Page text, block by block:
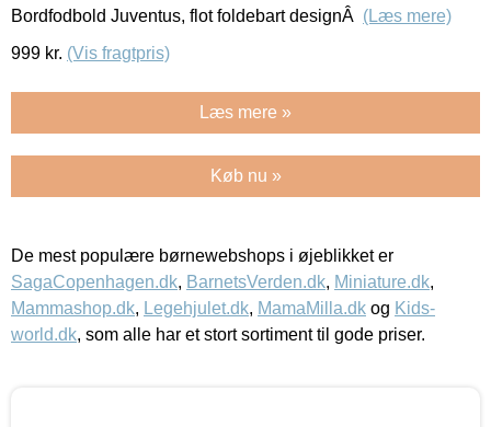
Bordfodbold Juventus, flot foldebart designÂ (Læs mere)
999 kr. (Vis fragtpris)
Læs mere »
Køb nu »
De mest populære børnewebshops i øjeblikket er
SagaCopenhagen.dk, BarnetsVerden.dk, Miniature.dk,
Mammashop.dk, Legehjulet.dk, MamaMilla.dk og Kids-
world.dk, som alle har et stort sortiment til gode priser.